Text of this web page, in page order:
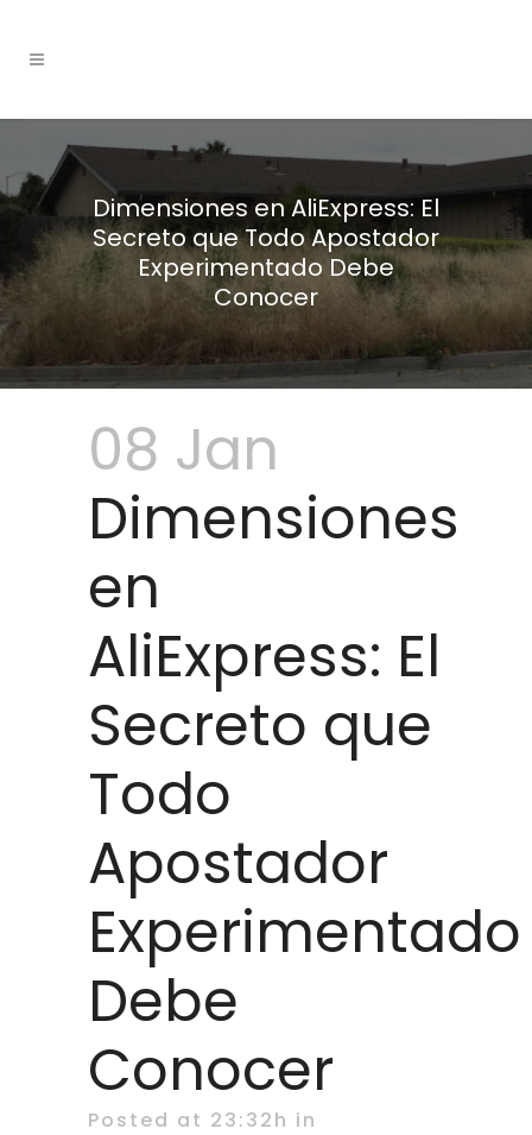
Dimensiones en AliExpress: El
Secreto que Todo Apostador
Experimentado Debe
Conocer
08 Jan
Dimensiones
en
AliExpress: El
Secreto que
Todo
Apostador
Experimentado
Debe
Conocer
Posted at 23:32h in